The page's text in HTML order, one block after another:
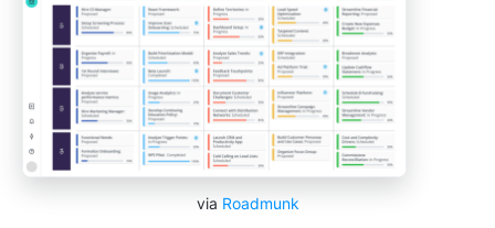
via Roadmunk